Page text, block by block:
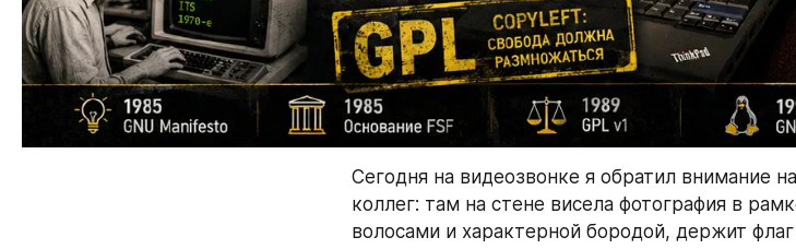
Сегодня на видеозвонке я обратил внимание
коллег: там на стене висела фотография в
волосами и характерной бородой, держит